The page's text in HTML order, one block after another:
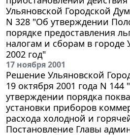
Ульяновской Городской
N 328 "Об утверждении
порядке предоставления
налогам и сборам в городе
2002 год"
17 ноября 2001
Решение Ульяновской
19 октября 2001 года N 144
утверждении порядка
установки приборов
расхода холодной и
Постановление Главы